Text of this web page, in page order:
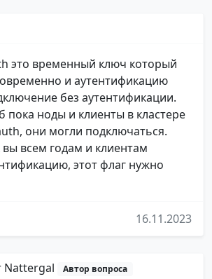
это временный ключ который
и аутентификацию
без аутентификации.
пока ноды и клиенты в кластере
они могли подключаться.
вы всем годам и клиентам
этот флаг нужно
16.11.2023
Nattergal Автор вопроса